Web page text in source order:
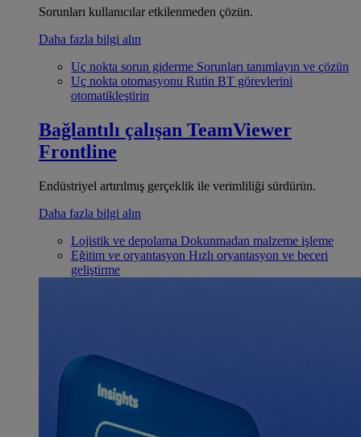
Sorunları kullanıcılar etkilenmeden çözün.
Daha fazla bilgi alın
Uç nokta sorun giderme Sorunları tanımlayın ve çözün
Uç nokta otomasyonu Rutin BT görevlerini
otomatikleştirin
Bağlantılı çalışan TeamViewer
Frontline
Endüstriyel artırılmış gerçeklik ile verimliliği sürdürün.
Daha fazla bilgi alın
Lojistik ve depolama Dokunmadan malzeme işleme
Eğitim ve oryantasyon Hızlı oryantasyon ve beceri
geliştirme